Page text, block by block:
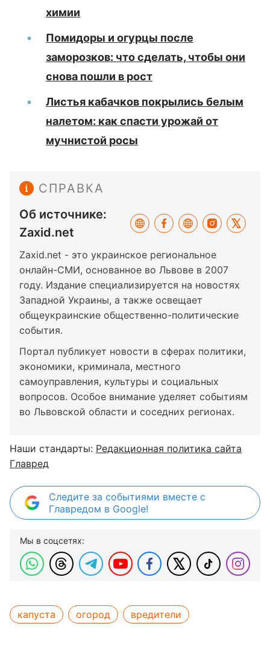
химии
Помидоры и огурцы после
заморозков: что сделать, чтобы они
снова пошли в рост
Листья кабачков покрылись белым
налетом: как спасти урожай от
мучнистой росы
СПРАВКА
Об источнике:
Zaxid.net
Zaxid.net - это украинское региональное
онлайн-СМИ, основанное во Львове в 2007
году. Издание специализируется на новостях
Западной Украины, а также освещает
общеукраинские общественно-политические
события.
Портал публикует новости в сферах политики,
экономики, криминала, местного
самоуправления, культуры и социальных
вопросов. Особое внимание уделяет событиям
во Львовской области и соседних регионах.
Наши стандарты: Редакционная политика сайта
Главред
Следите за событиями вместе с
Главредом в Google!
Мы в соцсетях:
капуста огород вредители